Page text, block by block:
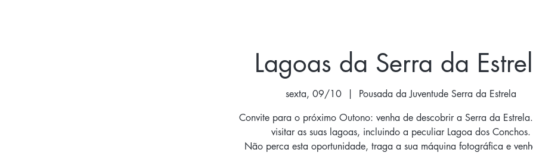
Lagoas da Serra da
sexta, 09/10
  |
Pousada da Juventude Serra da Estrela
Convite para o próximo Outono: venha de descobrir a Serra da
visitar as suas lagoas, incluindo a peculiar Lagoa dos Conchos.
Não perca esta oportunidade, traga a sua máquina fotográfica e